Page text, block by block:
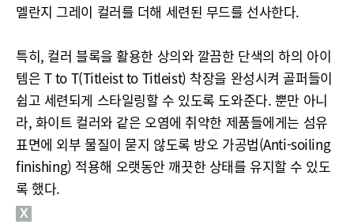
멜란지 그레이 컬러를 더해 세련된 무드를 선사한다.
특히, 컬러 블록을 활용한 상의와 깔끔한 단색의 하의 아이
템은 T to T(Titleist to Titleist) 착장을 완성시켜 골퍼들이
쉽고 세련되게 스타일링할 수 있도록 도와준다. 뿐만 아니
라, 화이트 컬러와 같은 오염에 취약한 제품들에게는 섬유
표면에 외부 물질이 묻지 않도록 방오 가공법(Anti-soiling
finishing) 적용해 오랫동안 깨끗한 상태를 유지할 수 있도
록 했다.
X